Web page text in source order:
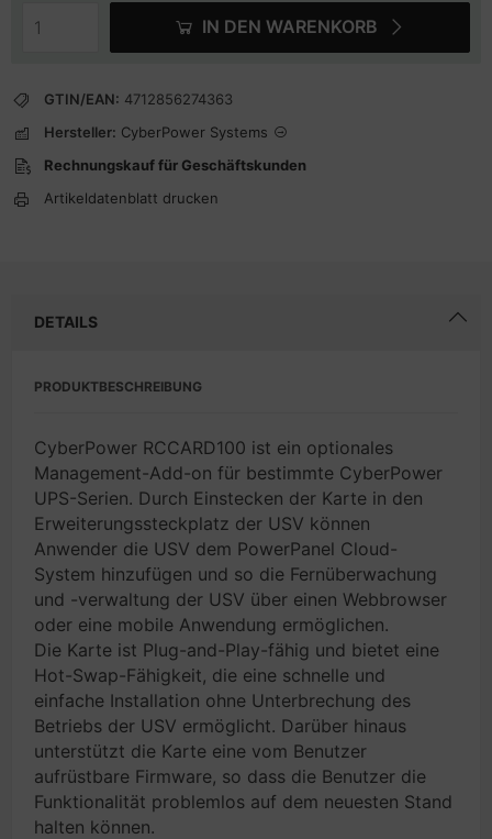
IN DEN WARENKORB
GTIN/EAN: 4712856274363
Hersteller: CyberPower Systems
Rechnungskauf für Geschäftskunden
Artikeldatenblatt drucken
DETAILS
PRODUKTBESCHREIBUNG
CyberPower RCCARD100 ist ein optionales
Management-Add-on für bestimmte CyberPower
UPS-Serien. Durch Einstecken der Karte in den
Erweiterungssteckplatz der USV können
Anwender die USV dem PowerPanel Cloud-
System hinzufügen und so die Fernüberwachung
und -verwaltung der USV über einen Webbrowser
oder eine mobile Anwendung ermöglichen.
Die Karte ist Plug-and-Play-fähig und bietet eine
Hot-Swap-Fähigkeit, die eine schnelle und
einfache Installation ohne Unterbrechung des
Betriebs der USV ermöglicht. Darüber hinaus
unterstützt die Karte eine vom Benutzer
aufrüstbare Firmware, so dass die Benutzer die
Funktionalität problemlos auf dem neuesten Stand
halten können.